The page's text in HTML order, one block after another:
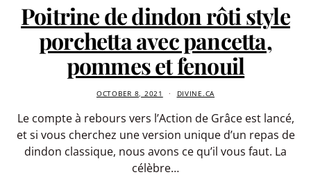
Poitrine de dindon rôti style
porchetta avec pancetta,
pommes et fenouil
OCTOBER 8, 2021 DIVINE.CA
Le compte à rebours vers l’Action de Grâce est lancé,
et si vous cherchez une version unique d’un repas de
dindon classique, nous avons ce qu’il vous faut. La
célèbre…